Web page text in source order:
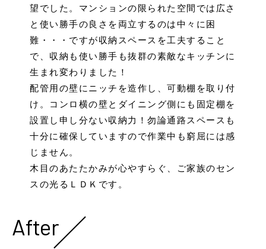
望でした。マンションの限られた空間では広さ
と使い勝手の良さを両立するのは中々に困
難・・・ですが収納スペースを工夫すること
で、収納も使い勝手も抜群の素敵なキッチンに
生まれ変わりました！
配管用の壁にニッチを造作し、可動棚を取り付
け。コンロ横の壁とダイニング側にも固定棚を
設置し申し分ない収納力！勿論通路スペースも
十分に確保していますので作業中も窮屈には感
じません。
木目のあたたかみが心やすらぐ、ご家族のセン
スの光るＬＤＫです。
After